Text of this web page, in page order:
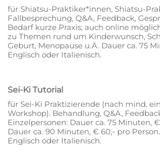
für Shiatsu-Praktiker*innen, Shiatsu-
Fallbesprechung, Q&A, Feedback,
Bedarf kurze Praxis; auch online
zu Themen rund um Kinderwunsch,
Geburt, Menopause u.Ä. Dauer ca. 75
Englisch oder Italienisch.
Sei-Ki Tutorial
für Sei-Ki Praktizierende (nach mind.
Workshop). Behandlung, Q&A,
Einzelpersonen: Dauer ca. 75 Minuten,
Dauer ca. 90 Minuten, € 60,- pro
Englisch oder Italienisch.